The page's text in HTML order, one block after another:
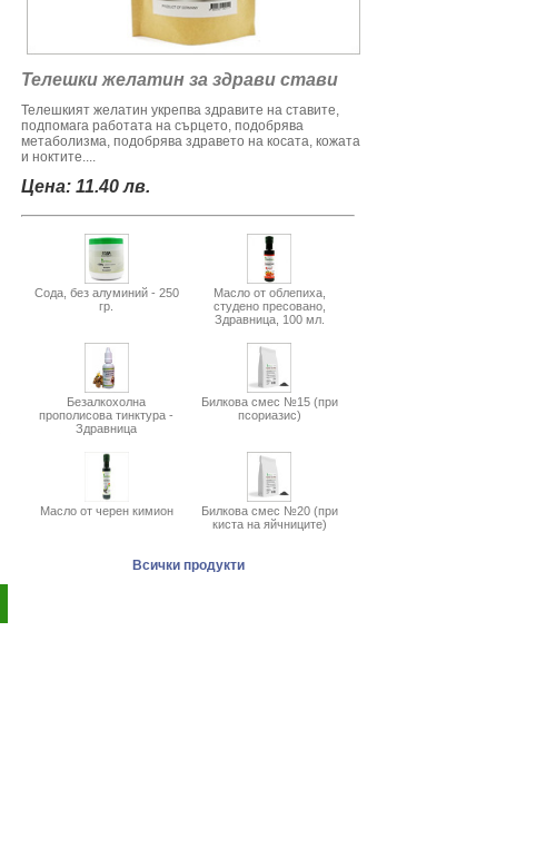
Телешки желатин за здрави стави
Телешкият желатин укрепва здравите на ставите,
подпомага работата на сърцето, подобрява
метаболизма, подобрява здравето на косата, кожата
и ноктите....
Цена: 11.40 лв.
Сода, без алуминий - 250
гр.
Масло от облепиха,
студено пресовано,
Здравница, 100 мл.
Безалкохолна
прополисова тинктура -
Здравница
Билкова смес №15 (при
псориазис)
Масло от черен кимион
Билкова смес №20 (при
киста на яйчниците)
Всички продукти